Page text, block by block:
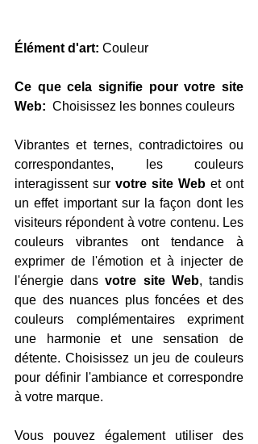
Élément d'art: Couleur
Ce que cela signifie pour votre site
Web:
  Choisissez les bonnes couleurs
Vibrantes et ternes, contradictoires ou
correspondantes, les couleurs
interagissent sur votre site Web et ont
un effet important sur la façon dont les
visiteurs répondent à votre contenu. Les
couleurs vibrantes ont tendance à
exprimer de l'émotion et à injecter de
l'énergie dans votre site Web, tandis
que des nuances plus foncées et des
couleurs complémentaires expriment
une harmonie et une sensation de
détente. Choisissez un jeu de couleurs
pour définir l'ambiance et correspondre
à votre marque.
Vous pouvez également utiliser des